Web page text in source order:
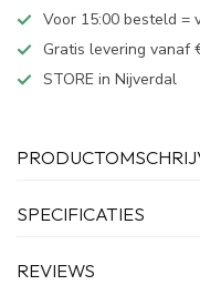
Voor 15:00 besteld =
Gratis levering vanaf
STORE in Nijverdal
SPECIFICATIES
REVIEWS